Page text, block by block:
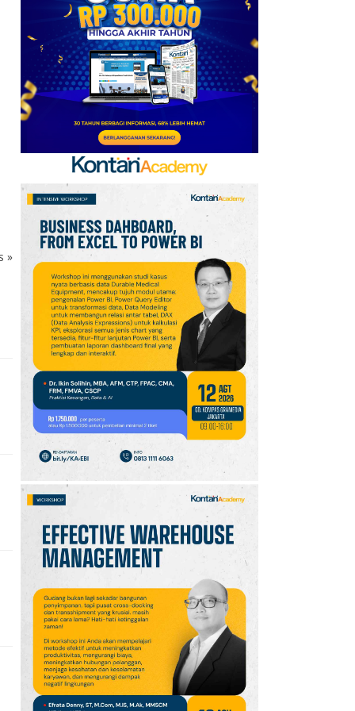
»
Baru, Ini Daftar 54
Saham HSC BEI per 6
Agustus 2026
7
UEFA hingga Luis Figo,
Ini Daftar Pihak yang
Menentang Gianni
Infantino
8
Krisis Migrasi Ancam
Status Maroko sebagai
Tuan Rumah Piala Dunia
2030
Promo Super Hemat
Indomaret 6–19 Agustus
2026, Diskon Kebutuhan
Rumah hingga 40%
10 Jadwal Persija vs Arema
FC Perebutan Juara 3
Piala Presiden 2026,
Kick-off Sore Ini